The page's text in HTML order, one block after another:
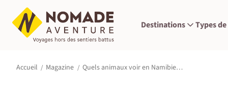
Destinations Types
Accueil Magazine Quels animaux voir en Namibie…